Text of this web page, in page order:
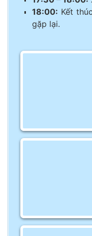
18:00: Kết
gặp lại.